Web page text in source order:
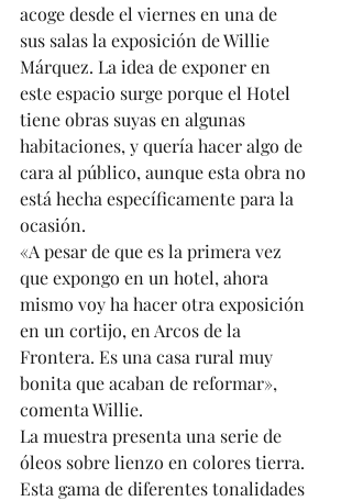
acoge desde el viernes en una de
sus salas la exposición de Willie
Márquez. La idea de exponer en
este espacio surge porque el Hotel
tiene obras suyas en algunas
habitaciones, y quería hacer algo de
cara al público, aunque esta obra no
está hecha específicamente para la
ocasión.
«A pesar de que es la primera vez
que expongo en un hotel, ahora
mismo voy ha hacer otra exposición
en un cortijo, en Arcos de la
Frontera. Es una casa rural muy
bonita que acaban de reformar»,
comenta Willie.
La muestra presenta una serie de
óleos sobre lienzo en colores tierra.
Esta gama de diferentes tonalidades